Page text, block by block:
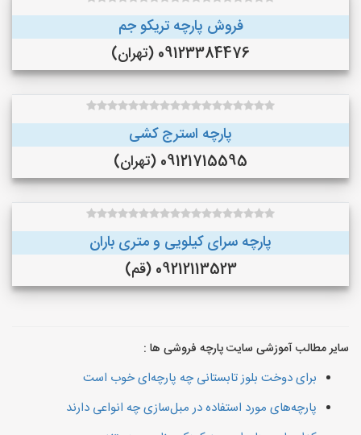
فروش پارچه تریکو جم
09123384476 (تهران)
پارچه استرج کشی
09121715595 (تهران)
پارچه سرای کیلویی و متری باران
09212113523 (قم)
سایر مطالب آموزشی سایت پارچه فروشی ها :
برای دوخت بلوز تابستانی چه پارچه‌ای خوب است
پارچه‌های مورد استفاده در مبل‌سازی چه انواعی دارند